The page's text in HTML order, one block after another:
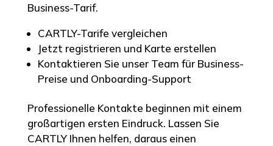
Business-Tarif.
CARTLY-Tarife vergleichen
Jetzt registrieren und Karte erstellen
Kontaktieren Sie unser Team für Business-
Preise und Onboarding-Support
Professionelle Kontakte beginnen mit einem
großartigen ersten Eindruck. Lassen Sie
CARTLY Ihnen helfen, daraus einen